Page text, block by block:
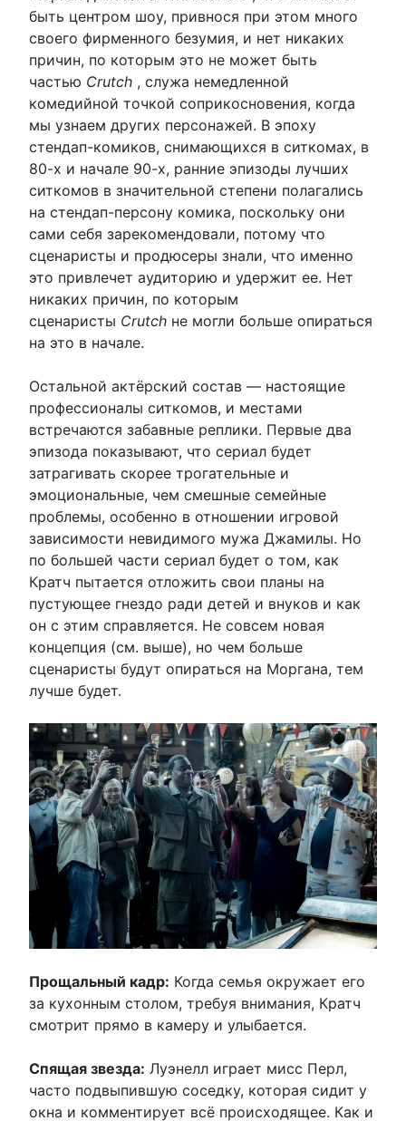
быть центром шоу, привнося при этом много
своего фирменного безумия, и нет никаких
причин, по которым это не может быть
частью Crutch , служа немедленной
комедийной точкой соприкосновения, когда
мы узнаем других персонажей. В эпоху
стендап-комиков, снимающихся в ситкомах, в
80-х и начале 90-х, ранние эпизоды лучших
ситкомов в значительной степени полагались
на стендап-персону комика, поскольку они
сами себя зарекомендовали, потому что
сценаристы и продюсеры знали, что именно
это привлечет аудиторию и удержит ее. Нет
никаких причин, по которым
сценаристы Crutch не могли больше опираться
на это в начале.
Остальной актёрский состав — настоящие
профессионалы ситкомов, и местами
встречаются забавные реплики. Первые два
эпизода показывают, что сериал будет
затрагивать скорее трогательные и
эмоциональные, чем смешные семейные
проблемы, особенно в отношении игровой
зависимости невидимого мужа Джамилы. Но
по большей части сериал будет о том, как
Кратч пытается отложить свои планы на
пустующее гнездо ради детей и внуков и как
он с этим справляется. Не совсем новая
концепция (см. выше), но чем больше
сценаристы будут опираться на Моргана, тем
лучше будет.
Прощальный кадр: Когда семья окружает его
за кухонным столом, требуя внимания, Кратч
смотрит прямо в камеру и улыбается.
Спящая звезда: Луэнелл играет мисс Перл,
часто подвыпившую соседку, которая сидит у
окна и комментирует всё происходящее. Как и